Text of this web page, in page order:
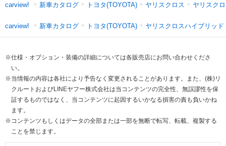
carview! 新車カタログ トヨタ(TOYOTA) ヤリスクロス ヤリスク
carview! 新車カタログ トヨタ(TOYOTA) ヤリスクロスハイブリッド
※仕様・オプション・装備の詳細については各販売店にお問い合わせくださ
い。
※当情報の内容は各社により予告なく変更されることがあります。また、(株)リ
クルートおよびLINEヤフー株式会社は当コンテンツの完全性、無誤謬性を保
証するものではなく、当コンテンツに起因するいかなる損害の責も負いかね
ます。
※コンテンツもしくはデータの全部または一部を無断で転写、転載、複製する
ことを禁じます。